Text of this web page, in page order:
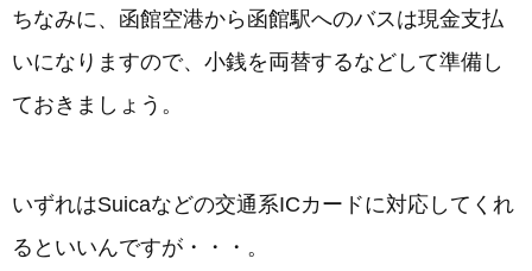
ちなみに、函館空港から函館駅へのバスは現金支払
いになりますので、小銭を両替するなどして準備し
ておきましょう。
いずれはSuicaなどの交通系ICカードに対応してくれ
るといいんですが・・・。